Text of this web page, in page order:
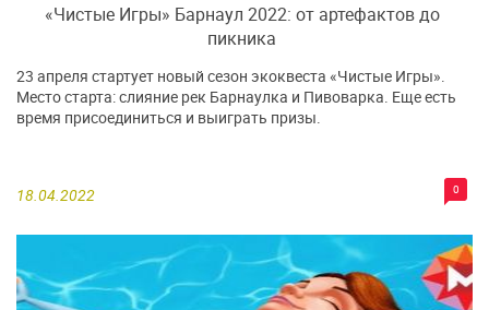
«Чистые Игры» Барнаул 2022: от артефактов до
пикника
18.04.2022 0
23 апреля стартует новый сезон экоквеста «Чистые Игры».
Место старта: слияние рек Барнаулка и Пивоварка. Еще есть
время присоединиться и выиграть призы.